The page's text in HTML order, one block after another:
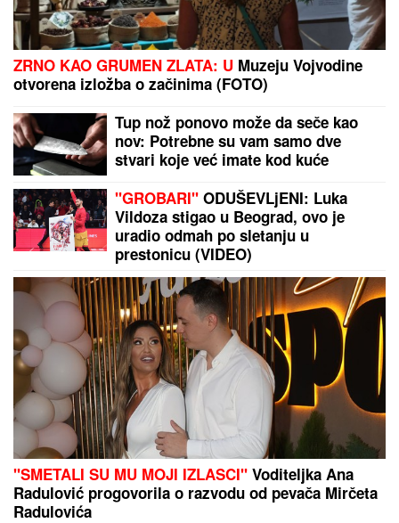
IZVEŠTAJ SA FRONTA: VSUizgubio skor 10.000
vojnika, pogođena 34 broda sa vojnim teretom kod
Odese (VIDEO)
Barselona odjavila Marokance zbog sukoba u
enklavi